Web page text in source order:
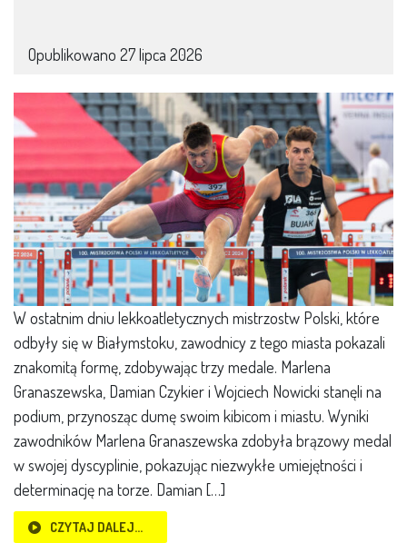
Opublikowano 27 lipca 2026
W ostatnim dniu lekkoatletycznych mistrzostw Polski, które
odbyły się w Białymstoku, zawodnicy z tego miasta pokazali
znakomitą formę, zdobywając trzy medale. Marlena
Granaszewska, Damian Czykier i Wojciech Nowicki stanęli na
podium, przynosząc dumę swoim kibicom i miastu. Wyniki
zawodników Marlena Granaszewska zdobyła brązowy medal
w swojej dyscyplinie, pokazując niezwykłe umiejętności i
determinację na torze. Damian […]
CZYTAJ DALEJ…